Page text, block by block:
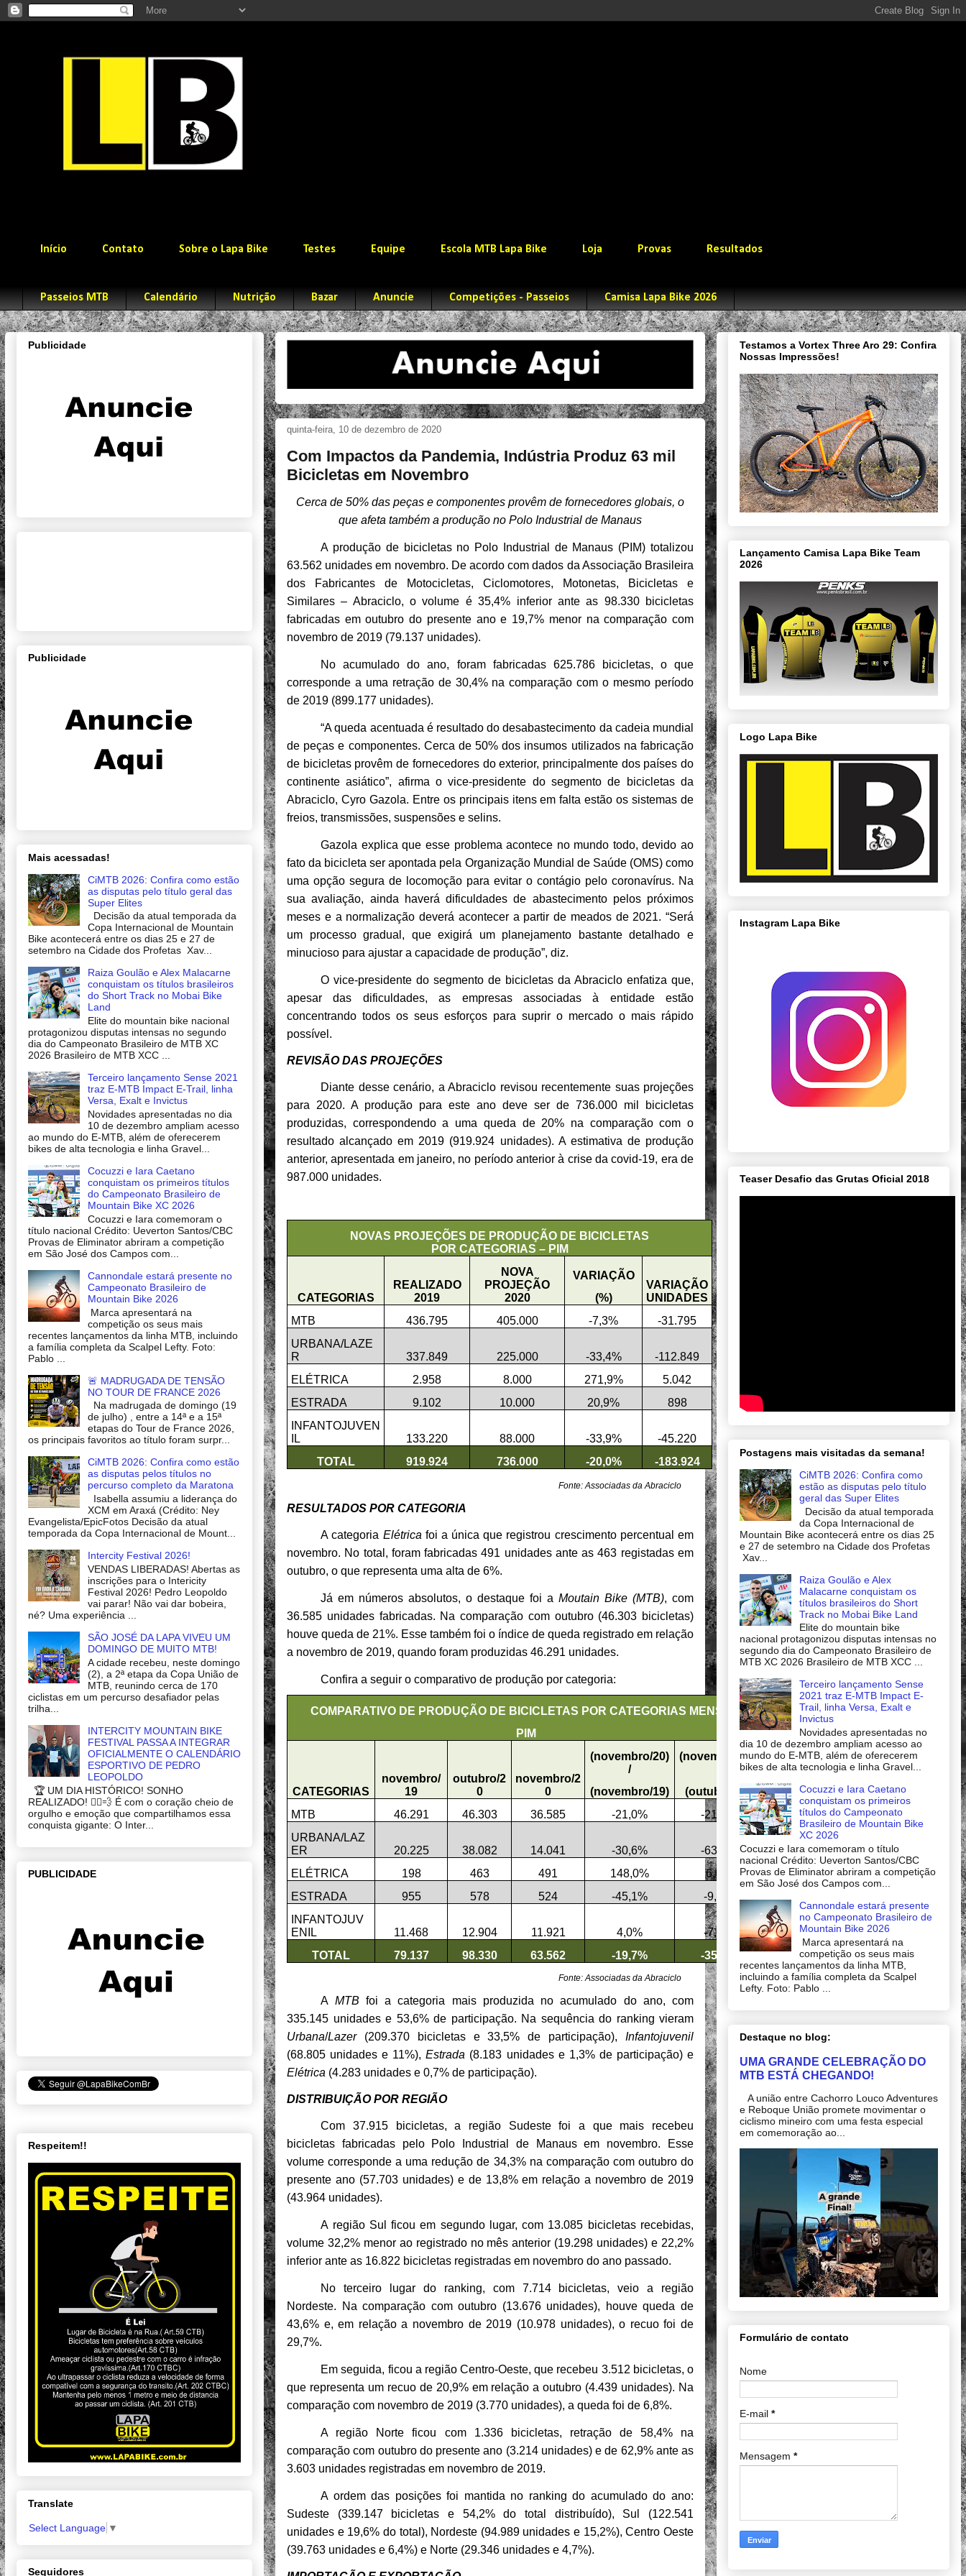
Início Contato Sobre o Lapa Bike Testes Equipe Escola MTB Lapa Bike Loja Provas Resultados
Passeios MTB Calendário Nutrição Bazar Anuncie Competições - Passeios Camisa Lapa Bike 2026
quinta-feira, 10 de dezembro de 2020
Com Impactos da Pandemia, Indústria Produz 63 mil
Bicicletas em Novembro
Cerca de 50% das peças e componentes provêm de fornecedores globais, o
que afeta também a produção no Polo Industrial de Manaus
A produção de bicicletas no Polo Industrial de Manaus (PIM) totalizou
63.562 unidades em novembro. De acordo com dados da Associação Brasileira
dos Fabricantes de Motocicletas, Ciclomotores, Motonetas, Bicicletas e
Similares – Abraciclo, o volume é 35,4% inferior ante as 98.330 bicicletas
fabricadas em outubro do presente ano e 19,7% menor na comparação com
novembro de 2019 (79.137 unidades).
No acumulado do ano, foram fabricadas 625.786 bicicletas, o que
corresponde a uma retração de 30,4% na comparação com o mesmo período
de 2019 (899.177 unidades).
“A queda acentuada é resultado do desabastecimento da cadeia mundial
de peças e componentes. Cerca de 50% dos insumos utilizados na fabricação
de bicicletas provêm de fornecedores do exterior, principalmente dos países do
continente asiático”, afirma o vice-presidente do segmento de bicicletas da
Abraciclo, Cyro Gazola. Entre os principais itens em falta estão os sistemas de
freios, transmissões, suspensões e selins.
Gazola explica que esse problema acontece no mundo todo, devido ao
fato da bicicleta ser apontada pela Organização Mundial de Saúde (OMS) como
uma opção segura de locomoção para evitar o contágio pelo coronavírus. Na
sua avaliação, ainda haverá dificuldades de abastecimento pelos próximos
meses e a normalização deverá acontecer a partir de meados de 2021. “Será
um processo gradual, que exigirá um planejamento bastante detalhado e
minucioso para ajustar a capacidade de produção”, diz.
O vice-presidente do segmento de bicicletas da Abraciclo enfatiza que,
apesar das dificuldades, as empresas associadas à entidade estão
concentrando todos os seus esforços para suprir o mercado o mais rápido
possível.
REVISÃO DAS PROJEÇÕES
Diante desse cenário, a Abraciclo revisou recentemente suas projeções
para 2020. A produção para este ano deve ser de 736.000 mil bicicletas
produzidas, correspondendo a uma queda de 20% na comparação com o
resultado alcançado em 2019 (919.924 unidades). A estimativa de produção
anterior, apresentada em janeiro, no período anterior à crise da covid-19, era de
987.000 unidades.
NOVAS PROJEÇÕES DE PRODUÇÃO DE BICICLETAS
POR CATEGORIAS – PIM
CATEGORIAS
REALIZADO
2019
NOVA
PROJEÇÃO
2020
VARIAÇÃO
(%)
VARIAÇÃO
UNIDADES
MTB
436.795 405.000 -7,3%
-31.795
URBANA/LAZE
R
337.849 225.000 -33,4%
-112.849
ELÉTRICA
2.958 8.000 271,9%
5.042
ESTRADA
9.102 10.000 20,9%
898
INFANTOJUVEN
IL
133.220 88.000 -33,9%
-45.220
TOTAL
919.924 736.000 -20,0% -183.924
Fonte: Associadas da Abraciclo
RESULTADOS POR CATEGORIA
A categoria Elétrica foi a única que registrou crescimento percentual em
novembro. No total, foram fabricadas 491 unidades ante as 463 registadas em
outubro, o que representa uma alta de 6%.
Já em números absolutos, o destaque foi aMoutain Bike (MTB), com
36.585 unidades fabricadas. Na comparação com outubro (46.303 bicicletas)
houve queda de 21%. Esse também foi o índice de queda registrado em relação
a novembro de 2019, quando foram produzidas 46.291 unidades.
Confira a seguir o comparativo de produção por categoria:
COMPARATIVO DE PRODUÇÃO DE BICICLETAS POR CATEGORIAS MENSAL
PIM
CATEGORIAS
novembro/
19
outubro/2
0
novembro/2
0
(novembro/20)
/
(novembro/19)
(novembro/20)
(outubro/20)
MTB
46.291 46.303 36.585 -21,0%
-21,0%
URBANA/LAZ
ER
20.225 38.082 14.041 -30,6%
-63,1%
ELÉTRICA
198 463 491 148,0%
6,0%
ESTRADA
955 578 524 -45,1%
-9,3%
INFANTOJUV
ENIL
11.468 12.904 11.921 4,0%
-7,6%
TOTAL
79.137 98.330 63.562 -19,7% -35,4%
Fonte: Associadas da Abraciclo
A MTB foi a categoria mais produzida no acumulado do ano, com
335.145 unidades e 53,6% de participação. Na sequência do ranking vieram
Urbana/Lazer (209.370 bicicletas e 33,5% de participação),Infantojuvenil
(68.805 unidades e 11%),Estrada (8.183 unidades e 1,3% de participação) e
Elétrica (4.283 unidades e 0,7% de participação).
DISTRIBUIÇÃO POR REGIÃO
Com 37.915 bicicletas, a região Sudeste foi a que mais recebeu
bicicletas fabricadas pelo Polo Industrial de Manaus em novembro. Esse
volume corresponde a uma redução de 34,3% na comparação com outubro do
presente ano (57.703 unidades) e de 13,8% em relação a novembro de 2019
(43.964 unidades).
A região Sul ficou em segundo lugar, com 13.085 bicicletas recebidas,
volume 32,2% menor ao registrado no mês anterior (19.298 unidades) e 22,2%
inferior ante as 16.822 bicicletas registradas em novembro do ano passado.
No terceiro lugar do ranking, com 7.714 bicicletas, veio a região
Nordeste. Na comparação com outubro (13.676 unidades), houve queda de
43,6% e, em relação a novembro de 2019 (10.978 unidades), o recuo foi de
29,7%.
Em seguida, ficou a região Centro-Oeste, que recebeu 3.512 bicicletas, o
que representa um recuo de 20,9% em relação a outubro (4.439 unidades). Na
comparação com novembro de 2019 (3.770 unidades), a queda foi de 6,8%.
A região Norte ficou com 1.336 bicicletas, retração de 58,4% na
comparação com outubro do presente ano (3.214 unidades) e de 62,9% ante as
3.603 unidades registradas em novembro de 2019.
A ordem das posições foi mantida no ranking do acumulado do ano:
Sudeste (339.147 bicicletas e 54,2% do total distribuído), Sul (122.541
unidades e 19,6% do total), Nordeste (94.989 unidades e 15,2%), Centro Oeste
(39.763 unidades e 6,4%) e Norte (29.346 unidades e 4,7%).
Publicidade
Publicidade
Mais acessadas!
CiMTB 2026: Confira como estão
as disputas pelo título geral das
Super Elites
Decisão da atual temporada da
Copa Internacional de Mountain
Bike acontecerá entre os dias 25 e 27 de
setembro na Cidade dos Profetas Xav...
Raiza Goulão e Alex Malacarne
conquistam os títulos brasileiros
do Short Track no Mobai Bike
Land
Elite do mountain bike nacional
protagonizou disputas intensas no segundo
dia do Campeonato Brasileiro de MTB XC
2026 Brasileiro de MTB XCC ...
Terceiro lançamento Sense 2021
traz E-MTB Impact E-Trail, linha
Versa, Exalt e Invictus
Novidades apresentadas no dia
10 de dezembro ampliam acesso
ao mundo do E-MTB, além de oferecerem
bikes de alta tecnologia e linha Gravel...
Cocuzzi e Iara Caetano
conquistam os primeiros títulos
do Campeonato Brasileiro de
Mountain Bike XC 2026
Cocuzzi e Iara comemoram o
título nacional Crédito: Ueverton Santos/CBC
Provas de Eliminator abriram a competição
em São José dos Campos com...
Cannondale estará presente no
Campeonato Brasileiro de
Mountain Bike 2026
Marca apresentará na
competição os seus mais
recentes lançamentos da linha MTB, incluindo
a família completa da Scalpel Lefty. Foto:
Pablo ...
🚨 MADRUGADA DE TENSÃO
NO TOUR DE FRANCE 2026
Na madrugada de domingo (19
de julho) , entre a 14ª e a 15ª
etapas do Tour de France 2026,
os principais favoritos ao título foram surpr...
CiMTB 2026: Confira como estão
as disputas pelos títulos no
percurso completo da Maratona
Isabella assumiu a liderança do
XCM em Araxá (Crédito: Ney
Evangelista/EpicFotos Decisão da atual
temporada da Copa Internacional de Mount...
Intercity Festival 2026!
VENDAS LIBERADAS! Abertas as
inscrições para o Intericity
Festival 2026! Pedro Leopoldo
vai parar! Não vai dar bobeira,
né? Uma experiência ...
SÃO JOSÉ DA LAPA VIVEU UM
DOMINGO DE MUITO MTB!
A cidade recebeu, neste domingo
(2), a 2ª etapa da Copa União de
MTB, reunindo cerca de 170
ciclistas em um percurso desafiador pelas
trilha...
INTERCITY MOUNTAIN BIKE
FESTIVAL PASSA A INTEGRAR
OFICIALMENTE O CALENDÁRIO
ESPORTIVO DE PEDRO
LEOPOLDO
🏆 UM DIA HISTÓRICO! SONHO
REALIZADO! 🚴‍♂️💨 É com o coração cheio de
orgulho e emoção que compartilhamos essa
conquista gigante: O Inter...
PUBLICIDADE
Respeitem!!
Translate
Select Language ▼
Seguidores
Testamos a Vortex Three Aro 29: Confira
Nossas Impressões!
Lançamento Camisa Lapa Bike Team
2026
Logo Lapa Bike
Instagram Lapa Bike
Teaser Desafio das Grutas Oficial 2018
Postagens mais visitadas da semana!
CiMTB 2026: Confira como
estão as disputas pelo título
geral das Super Elites
Decisão da atual temporada
da Copa Internacional de
Mountain Bike acontecerá entre os dias 25
e 27 de setembro na Cidade dos Profetas
Xav...
Raiza Goulão e Alex
Malacarne conquistam os
títulos brasileiros do Short
Track no Mobai Bike Land
Elite do mountain bike
nacional protagonizou disputas intensas no
segundo dia do Campeonato Brasileiro de
MTB XC 2026 Brasileiro de MTB XCC ...
Terceiro lançamento Sense
2021 traz E-MTB Impact E-
Trail, linha Versa, Exalt e
Invictus
Novidades apresentadas no
dia 10 de dezembro ampliam acesso ao
mundo do E-MTB, além de oferecerem
bikes de alta tecnologia e linha Gravel...
Cocuzzi e Iara Caetano
conquistam os primeiros
títulos do Campeonato
Brasileiro de Mountain Bike
XC 2026
Cocuzzi e Iara comemoram o título
nacional Crédito: Ueverton Santos/CBC
Provas de Eliminator abriram a competição
em São José dos Campos com...
Cannondale estará presente
no Campeonato Brasileiro de
Mountain Bike 2026
Marca apresentará na
competição os seus mais
recentes lançamentos da linha MTB,
incluindo a família completa da Scalpel
Lefty. Foto: Pablo ...
Destaque no blog:
UMA GRANDE CELEBRAÇÃO DO
MTB ESTÁ CHEGANDO!
A união entre Cachorro Louco Adventures
e Reboque União promete movimentar o
ciclismo mineiro com uma festa especial
em comemoração ao...
Formulário de contato
Nome
E-mail *
Mensagem *